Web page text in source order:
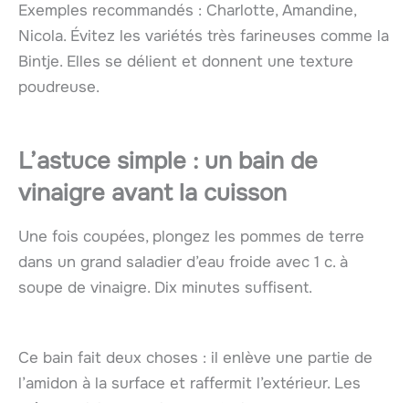
Exemples recommandés : Charlotte, Amandine,
Nicola. Évitez les variétés très farineuses comme la
Bintje. Elles se délient et donnent une texture
poudreuse.
L’astuce simple : un bain de
vinaigre avant la cuisson
Une fois coupées, plongez les pommes de terre
dans un grand saladier d’eau froide avec 1 c. à
soupe de vinaigre. Dix minutes suffisent.
Ce bain fait deux choses : il enlève une partie de
l’amidon à la surface et raffermit l’extérieur. Les